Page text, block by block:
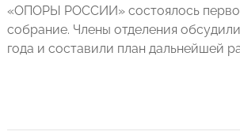
«ОПОРЫ РОССИИ» состоялось
собрание. Члены отделения
года и составили план дальнейшей